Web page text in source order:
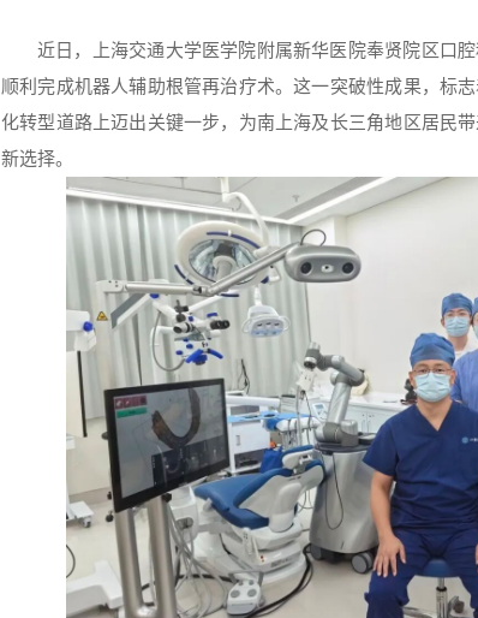
近日，上海交通大学医学院附属新华医院奉贤院区口
顺利完成机器人辅助根管再治疗术。这一突破性成果，标
化转型道路上迈出关键一步，为南上海及长三角地区居民
新选择。